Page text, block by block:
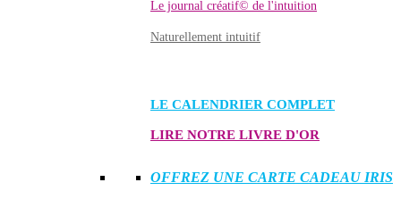
Le journal créatif© de l'intuition
Naturellement intuitif
LE CALENDRIER COMPLET
LIRE NOTRE LIVRE D'OR
OFFREZ UNE CARTE CADEAU IRIS